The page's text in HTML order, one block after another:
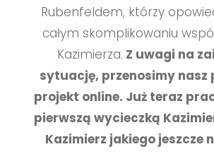
Rubenfeldem, którzy
całym skomplikowaniu
Kazimierza. Z uwagi na
sytuację, przenosimy nasz
projekt online. Już teraz
pierwszą wycieczką
Kazimierz jakiego jeszcze